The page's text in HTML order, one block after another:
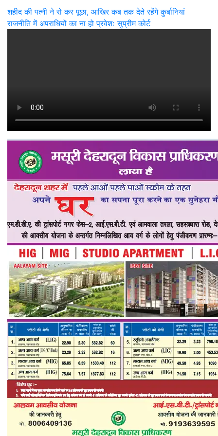
Post
navigation
शहीद की पत्नी ने रो कर पूछा, आखिर कब तक देते रहेंगे कुर्बानियां
राजनीति में अपराधियों का ना हो प्रवेशः सुप्रीम कोर्ट